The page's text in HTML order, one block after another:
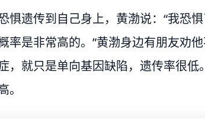
惧遗传到自己身上，黄渤说：“我恐
率是非常高的。”黄渤身边有朋友劝
，就只是单向基因缺陷，遗传率很低